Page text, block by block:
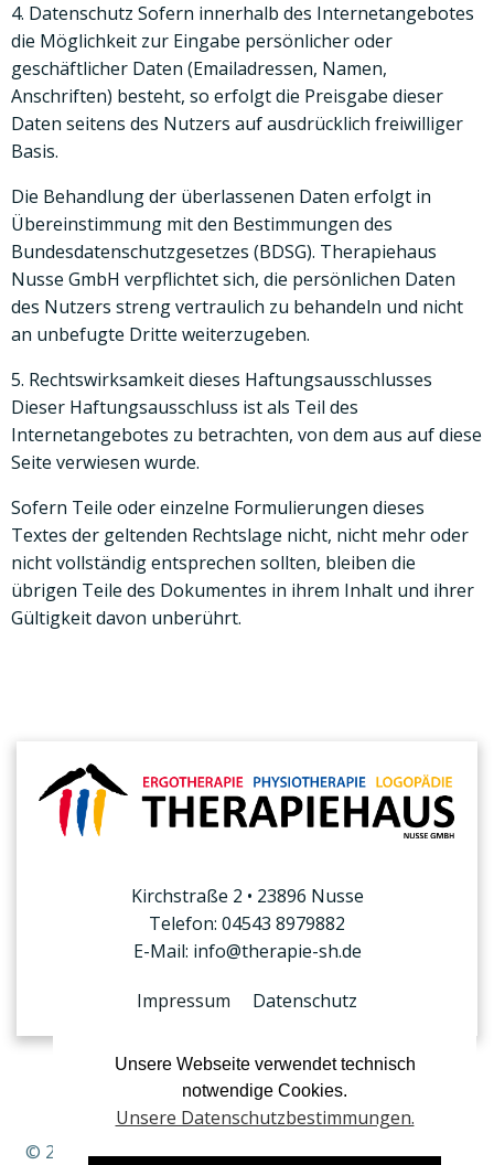
4. Datenschutz Sofern innerhalb des Internetangebotes
die Möglichkeit zur Eingabe persönlicher oder
geschäftlicher Daten (Emailadressen, Namen,
Anschriften) besteht, so erfolgt die Preisgabe dieser
Daten seitens des Nutzers auf ausdrücklich freiwilliger
Basis.
Die Behandlung der überlassenen Daten erfolgt in
Übereinstimmung mit den Bestimmungen des
Bundesdatenschutzgesetzes (BDSG). Therapiehaus
Nusse GmbH verpflichtet sich, die persönlichen Daten
des Nutzers streng vertraulich zu behandeln und nicht
an unbefugte Dritte weiterzugeben.
5. Rechtswirksamkeit dieses Haftungsausschlusses
Dieser Haftungsausschluss ist als Teil des
Internetangebotes zu betrachten, von dem aus auf diese
Seite verwiesen wurde.
Sofern Teile oder einzelne Formulierungen dieses
Textes der geltenden Rechtslage nicht, nicht mehr oder
nicht vollständig entsprechen sollten, bleiben die
übrigen Teile des Dokumentes in ihrem Inhalt und ihrer
Gültigkeit davon unberührt.
Kirchstraße 2 • 23896 Nusse
Telefon: 04543 8979882
E-Mail: info@therapie-sh.de
Impressum Datenschutz
© 2026 THERAPIEHAUS Nusse. Created for free using
Unsere Webseite verwendet technisch
notwendige Cookies.
Unsere Datenschutzbestimmungen.